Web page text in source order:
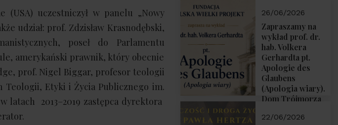
uczestniczył w panelu „Nowy
udział: prof. Zdzisław Krasnodębski,
poseł do Parlamentu
amerykański prawnik, który obecnie
prof. Nigel Biggar, profesor teologii
Etyki i Życia Publicznego im.
latach 2013–2019 zastępca dyrektora
przez Fundację
Polska Wielki
Projekt
26/06/2026
Zapraszamy na
wykład prof. dr.
hab. Volkera
Gerhardta pt.
Apologie des
Glaubens
(Apologia wiary).
Dom Trójmorza
godz. 18:00.
22/06/2026